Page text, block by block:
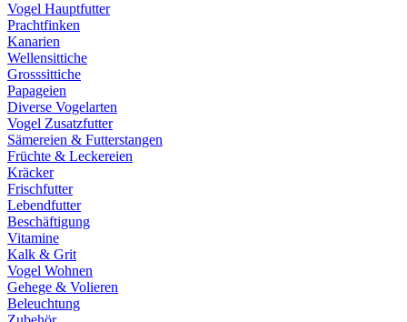
Vogel Hauptfutter
Prachtfinken
Kanarien
Wellensittiche
Grosssittiche
Papageien
Diverse Vogelarten
Vogel Zusatzfutter
Sämereien & Futterstangen
Früchte & Leckereien
Kräcker
Frischfutter
Lebendfutter
Beschäftigung
Vitamine
Kalk & Grit
Vogel Wohnen
Gehege & Volieren
Beleuchtung